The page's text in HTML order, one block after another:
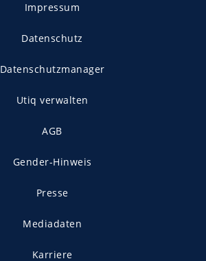
Impressum
Datenschutz
Datenschutzmanager
Utiq verwalten
AGB
Gender-Hinweis
Presse
Mediadaten
Karriere